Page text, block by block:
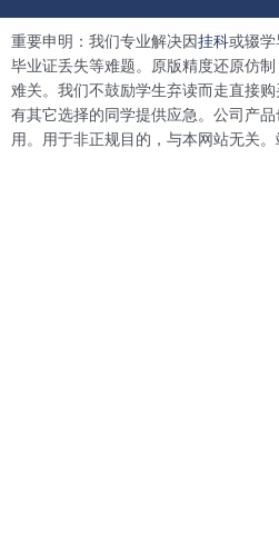
o
o
k
t
e
r
i
n
重要申明：我们专业解决因挂科或辍学
毕业证丢失等难题。原版精度还原仿
难关。我们不鼓励学生弃读而走直接
有其它选择的同学提供应急。公司产
用。用于非正规目的，与本网站无关